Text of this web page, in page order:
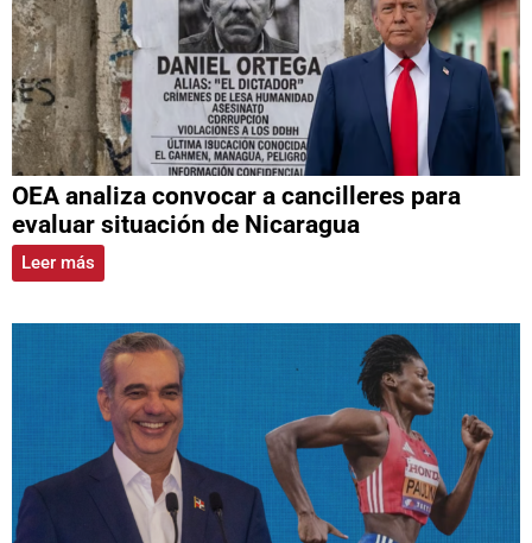
OEA analiza convocar a cancilleres para
evaluar situación de Nicaragua
Leer más